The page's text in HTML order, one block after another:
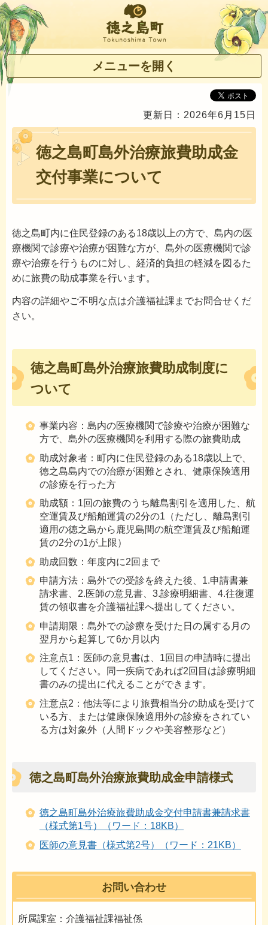
徳之島町
メニューを開く
更新日：2026年6月15日
徳之島町島外治療旅費助成金
交付事業について
徳之島町内に住民登録のある18歳以上の方で、島内の医
療機関で診療や治療が困難な方が、島外の医療機関で診
療や治療を行うものに対し、経済的負担の軽減を図るた
めに旅費の助成事業を行います。
内容の詳細やご不明な点は介護福祉課までお問合せくだ
さい。
徳之島町島外治療旅費助成制度に
ついて
事業内容：島内の医療機関で診療や治療が困難な
方で、島外の医療機関を利用する際の旅費助成
助成対象者：町内に住民登録のある18歳以上で、
徳之島島内での治療が困難とされ、健康保険適用
の診療を行った方
助成額：1回の旅費のうち離島割引を適用した、航
空運賃及び船舶運賃の2分の1（ただし、離島割引
適用の徳之島から鹿児島間の航空運賃及び船舶運
賃の2分の1が上限）
助成回数：年度内に2回まで
申請方法：島外での受診を終えた後、1.申請書兼
請求書、2.医師の意見書、3.診療明細書、4.往復運
賃の領収書を介護福祉課へ提出してください。
申請期限：島外での診療を受けた日の属する月の
翌月から起算して6か月以内
注意点1：医師の意見書は、1回目の申請時に提出
してください。同一疾病であれば2回目は診療明細
書のみの提出に代えることができます。
注意点2：他法等により旅費相当分の助成を受けて
いる方、または健康保険適用外の診療をされてい
る方は対象外（人間ドックや美容整形など）
徳之島町島外治療旅費助成金申請様式
徳之島町島外治療旅費助成金交付申請書兼請求書
（様式第1号）（ワード：18KB）
医師の意見書（様式第2号）（ワード：21KB）
お問い合わせ
所属課室：介護福祉課福祉係